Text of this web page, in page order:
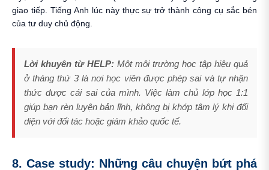
giao tiếp. Tiếng Anh lúc này thực sự trở thành công cụ sắc bén
của tư duy chủ động.
Lời khuyên từ HELP: Một môi trường học tập hiệu quả
ở tháng thứ 3 là nơi học viên được phép sai và tự nhận
thức được cái sai của mình. Việc làm chủ lớp học 1:1
giúp bạn rèn luyện bản lĩnh, không bị khớp tâm lý khi đối
diện với đối tác hoặc giám khảo quốc tế.
8. Case study: Những câu chuyện bứt phá